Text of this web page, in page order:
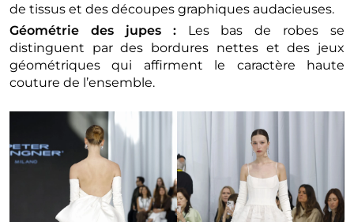
de tissus et des découpes graphiques audacieuses.
Géométrie des jupes :Les bas de robes se
distinguent par des bordures nettes et des jeux
géométriques qui affirment le caractère haute
couture de l’ensemble.